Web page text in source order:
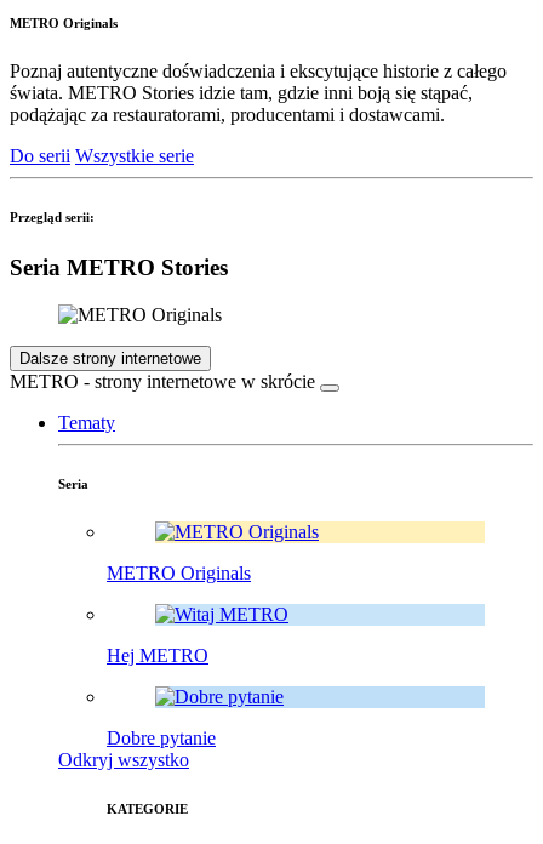
METRO Originals
Poznaj autentyczne doświadczenia i ekscytujące historie z całego
świata. METRO Stories idzie tam, gdzie inni boją się stąpać,
podążając za restauratorami, producentami i dostawcami.
Do serii Wszystkie serie
Przegląd serii:
Seria METRO Stories
Dalsze strony internetowe
METRO - strony internetowe w skrócie
Tematy
Seria
METRO Originals
Hej METRO
Dobre pytanie
Odkryj wszystko
KATEGORIE